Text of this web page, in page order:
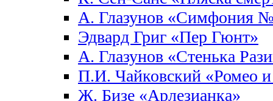
А. Глазунов «Симфония
Эдвард Григ «Пер Гюнт»
А. Глазунов «Стенька
П.И. Чайковский «Ромео
Ж. Бизе «Арлезианка»